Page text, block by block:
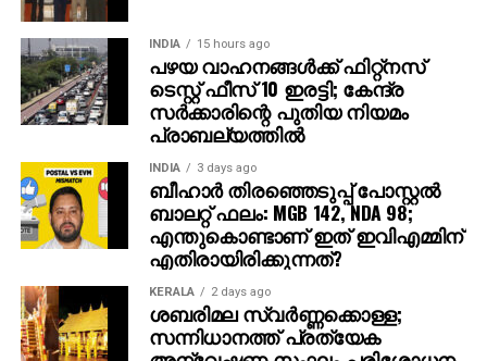
ടെസ്റ്റ് ഫീസ് 10 ഇരട്ടി; കേന്ദ്ര
സര്‍ക്കാരിന്റെ പുതിയ നിയമം
പ്രാബല്യത്തില്‍
INDIA 3 days ago
ബീഹാർ തിരഞ്ഞെടുപ്പ് പോസ്റ്റൽ
ബാലറ്റ് ഫലം: MGB 142, NDA 98;
എന്തുകൊണ്ടാണ് ഇത് ഇവിഎമ്മിന്
എതിരായിരിക്കുന്നത്?
KERALA 2 days ago
ശബരിമല സ്വര്‍ണ്ണക്കൊള്ള;
സന്നിധാനത്ത് പ്രത്യേക
അന്വേഷണ സംഘം പരിശോധന
നടത്തി